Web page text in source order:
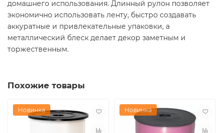
домашнего использования. Длинный рулон позволяет
экономично использовать ленту, быстро создавать
аккуратные и привлекательные упаковки, а
металлический блеск делает декор заметным и
торжественным.
Похожие товары
Новинка Новинка